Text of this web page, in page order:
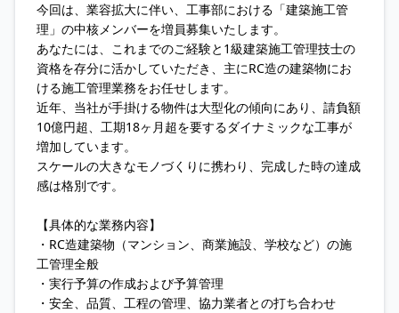
今回は、業容拡大に伴い、工事部における「建築施工管
理」の中核メンバーを増員募集いたします。
あなたには、これまでのご経験と1級建築施工管理技士の
資格を存分に活かしていただき、主にRC造の建築物にお
ける施工管理業務をお任せします。
近年、当社が手掛ける物件は大型化の傾向にあり、請負額
10億円超、工期18ヶ月超を要するダイナミックな工事が
増加しています。
スケールの大きなモノづくりに携わり、完成した時の達成
感は格別です。
【具体的な業務内容】
・RC造建築物（マンション、商業施設、学校など）の施
工管理全般
・実行予算の作成および予算管理
・安全、品質、工程の管理、協力業者との打ち合わせ